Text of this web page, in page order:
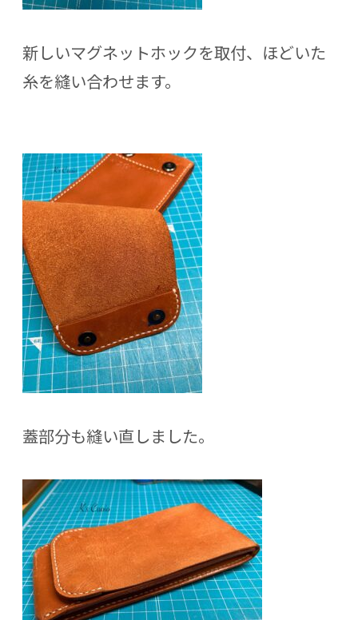
新しいマグネットホックを取付、ほどいた
糸を縫い合わせます。
蓋部分も縫い直しました。